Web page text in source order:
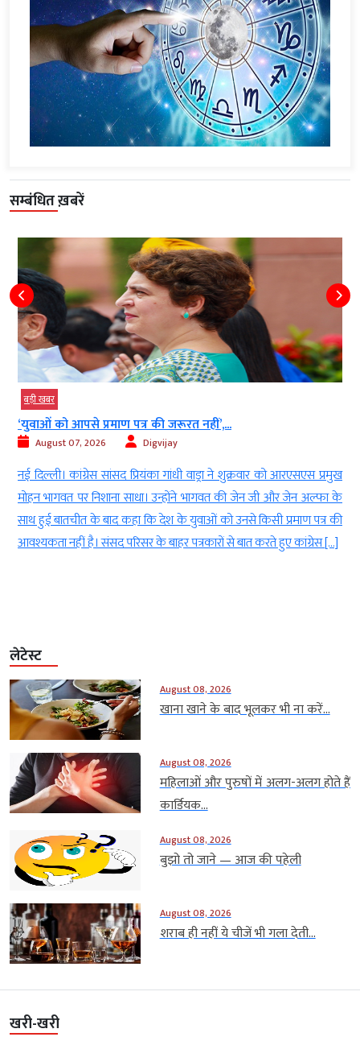
सम्बंधित ख़बरें
बड़ी खबर
‘युवाओं को आपसे प्रमाण पत्र की जरूरत नहीं’,...
August 07, 2026 Digvijay
नई दिल्ली। कांग्रेस सांसद प्रियंका गांधी वाड्रा ने शुक्रवार को आरएसएस प्रमुख
मोहन भागवत पर निशाना साधा। उन्होंने भागवत की जेन जी और जेन अल्फा के
साथ हुई बातचीत के बाद कहा कि देश के युवाओं को उनसे किसी प्रमाण पत्र की
आवश्यकता नहीं है। संसद परिसर के बाहर पत्रकारों से बात करते हुए कांग्रेस […]
लेटेस्ट
August 08, 2026
खाना खाने के बाद भूलकर भी ना करें...
August 08, 2026
महिलाओं और पुरुषों में अलग-अलग होते हैं
कार्डियक...
August 08, 2026
बुझो तो जाने — आज की पहेली
August 08, 2026
शराब ही नहीं ये चीजें भी गला देती...
खरी-खरी